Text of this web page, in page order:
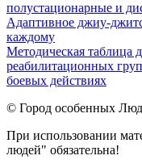
полустационарные и
Адаптивное джиу-
каждому
Методическая таблица
реабилитационных
боевых действиях
© Город особенных
При использовании
людей" обязательна!